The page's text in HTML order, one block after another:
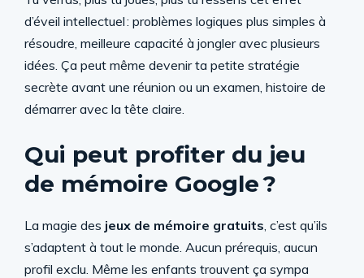
d’éveil intellectuel : problèmes logiques plus simples à
résoudre, meilleure capacité à jongler avec plusieurs
idées. Ça peut même devenir ta petite stratégie
secrète avant une réunion ou un examen, histoire de
démarrer avec la tête claire.
Qui peut profiter du jeu
de mémoire Google ?
La magie des jeux de mémoire gratuits, c’est qu’ils
s’adaptent à tout le monde. Aucun prérequis, aucun
profil exclu. Même les enfants trouvent ça sympa